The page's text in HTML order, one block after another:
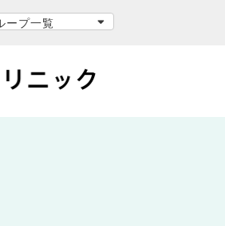
ープ一覧